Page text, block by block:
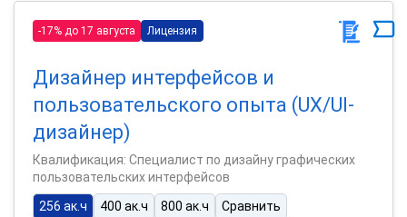
-17% до 17 августа Лицензия
Дизайнер интерфейсов и
пользовательского опыта (UX/UI-
дизайнер)
Квалификация: Специалист по дизайну графических
пользовательских интерфейсов
256 ак.ч
400 ак.ч 800 ак.ч Сравнить